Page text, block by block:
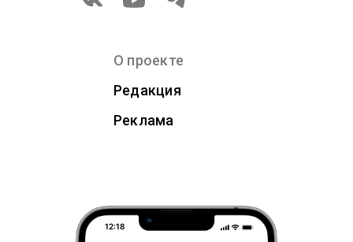
О проекте
Редакция
Реклама
12:18